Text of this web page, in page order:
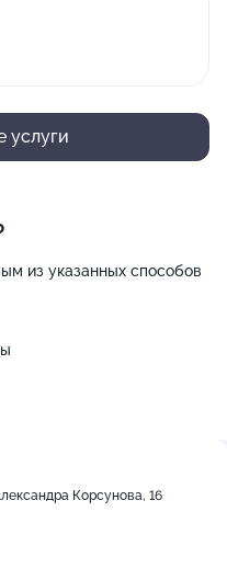
услуги
из указанных способов
Корсунова, 16